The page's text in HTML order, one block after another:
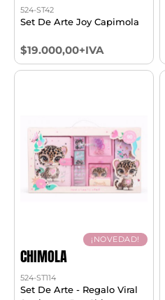
524-ST42
Set De Arte Joy Capimola
$19.000,00+IVA
¡NOVEDAD!
CHIMOLA
524-ST114
Set De Arte - Regalo Viral